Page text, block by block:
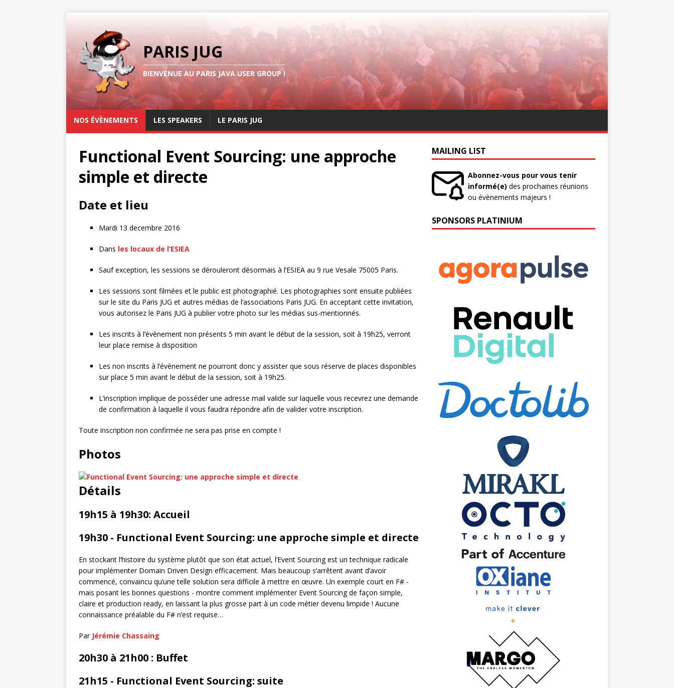
PARIS JUG
BIENVENUE AU PARIS JAVA USER GROUP !
NOS ÉVÈNEMENTS LES SPEAKERS LE PARIS JUG
Functional Event Sourcing: une approche
simple et directe
Date et lieu
Mardi 13 decembre 2016
Dans les locaux de l’ESIEA
Sauf exception, les sessions se dérouleront désormais à l’ESIEA au 9 rue Vesale 75005 Paris.
Les sessions sont filmées et le public est photographié. Les photographies sont ensuite publiées
sur le site du Paris JUG et autres médias de l’associations Paris JUG. En acceptant cette invitation,
vous autorisez le Paris JUG à publier votre photo sur les médias sus-mentionnés.
Les inscrits à l’évènement non présents 5 min avant le début de la session, soit à 19h25, verront
leur place remise à disposition
Les non inscrits à l’évènement ne pourront donc y assister que sous réserve de places disponibles
sur place 5 min avant le début de la session, soit à 19h25.
L’inscription implique de posséder une adresse mail valide sur laquelle vous recevrez une demande
de confirmation à laquelle il vous faudra répondre afin de valider votre inscription.
Toute inscription non confirmée ne sera pas prise en compte !
Photos
Détails
19h15 à 19h30: Accueil
19h30 - Functional Event Sourcing: une approche simple et directe
En stockant l’histoire du système plutôt que son état actuel, l’Event Sourcing est un technique radicale
pour implémenter Domain Driven Design efficacement. Mais beaucoup s’arrêtent avant d’avoir
commencé, convaincu qu’une telle solution sera difficile à mettre en œuvre. Un exemple court en F# -
mais posant les bonnes questions - montre comment implémenter Event Sourcing de façon simple,
claire et production ready, en laissant la plus grosse part à un code métier devenu limpide ! Aucune
connaissance préalable du F# n’est requise…
Par Jérémie Chassaing
20h30 à 21h00 : Buffet
21h15 - Functional Event Sourcing: suite
MAILING LIST
Abonnez-vous pour vous tenir
informé(e) des prochaines réunions
ou évènements majeurs !
SPONSORS PLATINIUM